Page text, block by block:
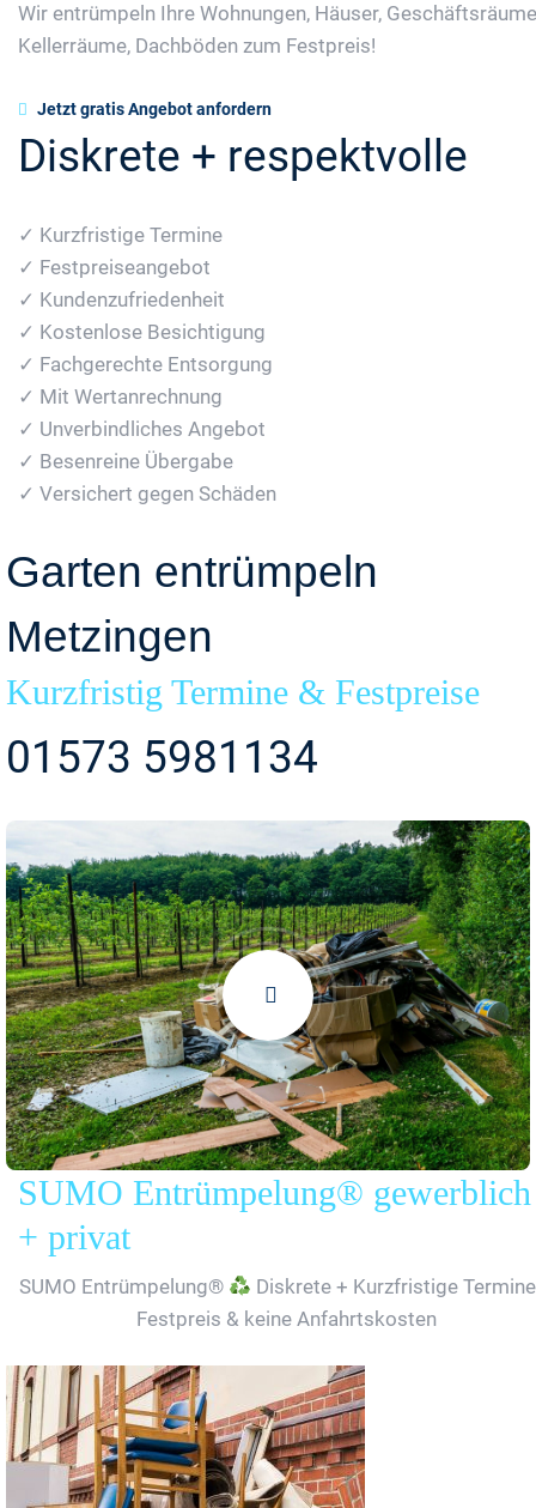
Wir entrümpeln Ihre Wohnungen, Häuser,
Kellerräume, Dachböden zum Festpreis!
Jetzt gratis Angebot anfordern
Diskrete + respektvolle
✓ Kurzfristige Termine
✓ Festpreiseangebot
✓ Kundenzufriedenheit
✓ Kostenlose Besichtigung
✓ Fachgerechte Entsorgung
✓ Mit Wertanrechnung
✓ Unverbindliches Angebot
✓ Besenreine Übergabe
✓ Versichert gegen Schäden
Garten entrümpeln
Metzingen
Kurzfristig Termine & Festpreise
01573 5981134
SUMO Entrümpelung® gewerblich
+ privat
SUMO Entrümpelung®
Diskrete + Kurzfristige
Festpreis & keine Anfahrtskosten